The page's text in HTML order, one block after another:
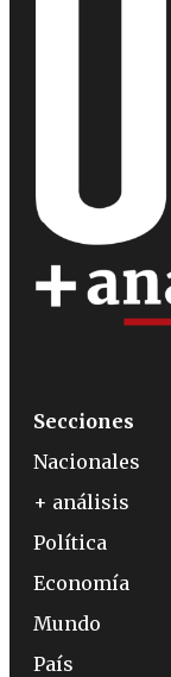
Secciones
Nacionales
+ análisis
Política
Economía
Mundo
País